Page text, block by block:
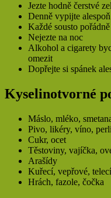
Jezte hodně čerstvé
Denně vypijte
Každé sousto
Nejezte na noc
Alkohol a cigarety
omezit
Dopřejte si spánek
Kyselinotvorné
Máslo, mléko,
Pivo, likéry, víno,
Cukr, ocet
Těstoviny, vajíčka,
Arašídy
Kuřecí, vepřové,
Hrách, fazole, čočka